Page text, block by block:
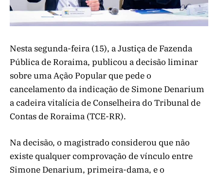
Nesta segunda-feira (15), a Justiça de Fazenda
Pública de Roraima, publicou a decisão liminar
sobre uma Ação Popular que pede o
cancelamento da indicação de Simone Denarium
a cadeira vitalícia de Conselheira do Tribunal de
Contas de Roraima (TCE-RR).
Na decisão, o magistrado considerou que não
existe qualquer comprovação de vínculo entre
Simone Denarium, primeira-dama, e o